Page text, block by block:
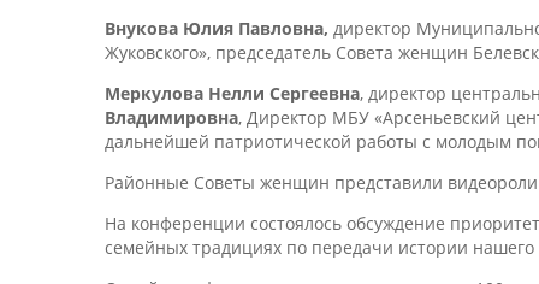
Внукова Юлия Павловна, директор
Жуковского», председатель Совета женщин
Меркулова Нелли Сергеевна, директор
Владимировна, Директор МБУ «Арсеньевский
дальнейшей патриотической работы с молодым
Районные Советы женщин представили
На конференции состоялось обсуждение
семейных традициях по передачи истории